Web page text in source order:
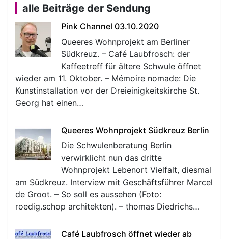
alle Beiträge der Sendung
Pink Channel 03.10.2020
Queeres Wohnprojekt am Berliner
Südkreuz. – Café Laubfrosch: der
Kaffeetreff für ältere Schwule öffnet
wieder am 11. Oktober. – Mémoire nomade: Die
Kunstinstallation vor der Dreieinigkeitskirche St.
Georg hat einen…
Queeres Wohnprojekt Südkreuz Berlin
Die Schwulenberatung Berlin
verwirklicht nun das dritte
Wohnprojekt Lebenort Vielfalt, diesmal
am Südkreuz. Interview mit Geschäftsführer Marcel
de Groot. – So soll es aussehen (Foto:
roedig.schop architekten). – thomas Diedrichs…
Café Laubfrosch öffnet wieder ab